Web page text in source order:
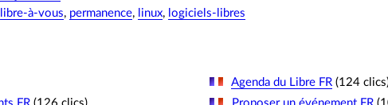
libre-à-vous, permanence, linux, logiciels-libres
Agenda du Libre FR (124